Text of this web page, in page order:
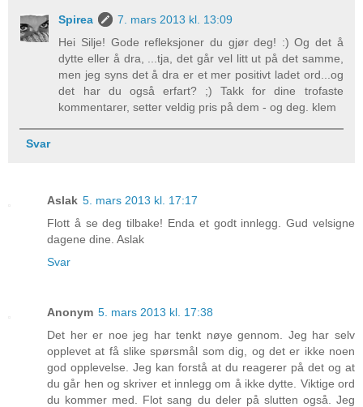
Spirea
7. mars 2013 kl. 13:09
Hei Silje! Gode refleksjoner du gjør deg! :) Og det å
dytte eller å dra, ...tja, det går vel litt ut på det samme,
men jeg syns det å dra er et mer positivt ladet ord...og
det har du også erfart? ;) Takk for dine trofaste
kommentarer, setter veldig pris på dem - og deg. klem
Svar
Aslak 5. mars 2013 kl. 17:17
Flott å se deg tilbake! Enda et godt innlegg. Gud velsigne
dagene dine. Aslak
Svar
Anonym 5. mars 2013 kl. 17:38
Det her er noe jeg har tenkt nøye gennom. Jeg har selv
opplevet at få slike spørsmål som dig, og det er ikke noen
god opplevelse. Jeg kan forstå at du reagerer på det og at
du går hen og skriver et innlegg om å ikke dytte. Viktige ord
du kommer med. Flot sang du deler på slutten også. Jeg